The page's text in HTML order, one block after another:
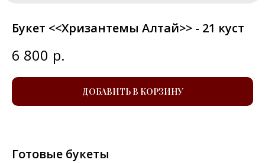
Букет <<Хризантемы Алтай>> - 21 куст
6 800 р.
ДОБАВИТЬ В КОРЗИНУ
Готовые букеты